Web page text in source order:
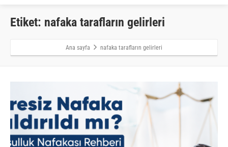
Etiket: nafaka tarafların gelirleri
Ana sayfa nafaka tarafların gelirleri